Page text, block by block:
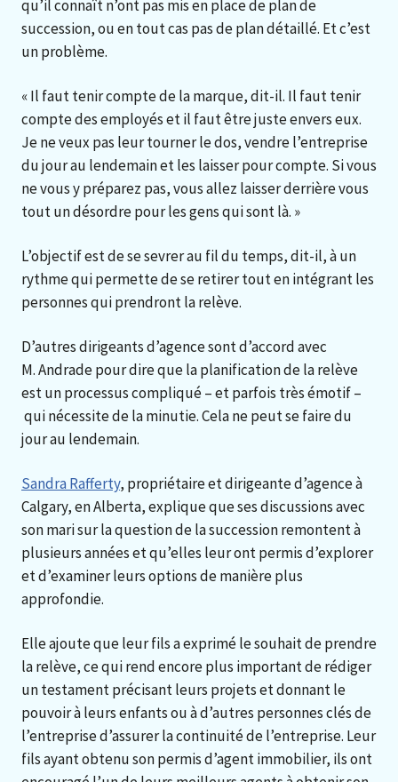
qu’il connaît n’ont pas mis en place de plan de
succession, ou en tout cas pas de plan détaillé. Et c’est
un problème.
« Il faut tenir compte de la marque, dit-il. Il faut tenir
compte des employés et il faut être juste envers eux.
Je ne veux pas leur tourner le dos, vendre l’entreprise
du jour au lendemain et les laisser pour compte. Si vous
ne vous y préparez pas, vous allez laisser derrière vous
tout un désordre pour les gens qui sont là. »
L’objectif est de se sevrer au fil du temps, dit-il, à un
rythme qui permette de se retirer tout en intégrant les
personnes qui prendront la relève.
D’autres dirigeants d’agence sont d’accord avec
M. Andrade pour dire que la planification de la relève
est un processus compliqué – et parfois très émotif –
qui nécessite de la minutie. Cela ne peut se faire du
jour au lendemain.
Sandra Rafferty, propriétaire et dirigeante d’agence à
Calgary, en Alberta, explique que ses discussions avec
son mari sur la question de la succession remontent à
plusieurs années et qu’elles leur ont permis d’explorer
et d’examiner leurs options de manière plus
approfondie.
Elle ajoute que leur fils a exprimé le souhait de prendre
la relève, ce qui rend encore plus important de rédiger
un testament précisant leurs projets et donnant le
pouvoir à leurs enfants ou à d’autres personnes clés de
l’entreprise d’assurer la continuité de l’entreprise. Leur
fils ayant obtenu son permis d’agent immobilier, ils ont